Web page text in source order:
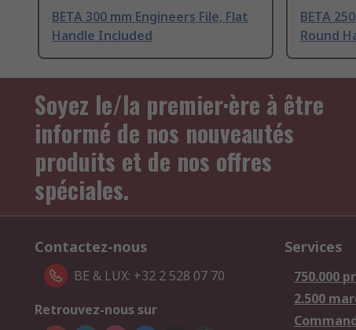
BETA 300 mm Engineers File, Flat
Handle Included
BETA
Round
Soyez le/la premier·ère à être
informé de nos nouveautés
produits et de nos offres
spéciales.
Contactez-nous
BE & LUX: +32 2 528 07 70
Retrouvez-nous sur
Services
750.000
2.500